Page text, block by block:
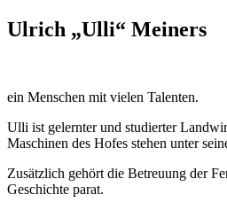
Ulrich „Ulli“ Meiners
ein Menschen mit vielen Talenten.
Ulli ist gelernter und studierter
Maschinen des Hofes stehen unter
Zusätzlich gehört die Betreuung der
Geschichte parat.